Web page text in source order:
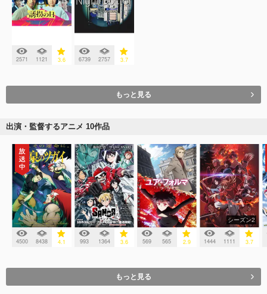
2571 1121 3.6 6739 2757 3.7
もっと見る
出演・監督するアニメ 10作品
4500 8438 4.1 993 1364 3.6 569 565 2.9
シーズン2
1444 1111 3.7
もっと見る